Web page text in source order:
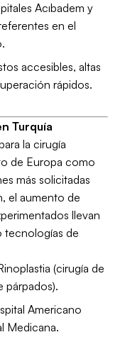
Acıbadem y
en el
accesibles, altas
rápidos.
Turquía
la cirugía
de Europa como
más solicitadas
el aumento de
llevan
tecnologías de
(cirugía de
párpados).
Americano
Medicana.